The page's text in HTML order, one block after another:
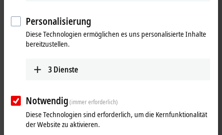
bitte unsere
Personalisierung
Diese Technologien ermöglichen es uns personalisierte Inhalte
bereitzustellen.
3 Dienste
Notwendig(immer erforderlich)
Diese Technologien sind erforderlich, um die Kernfunktionalität
der Website zu aktivieren.